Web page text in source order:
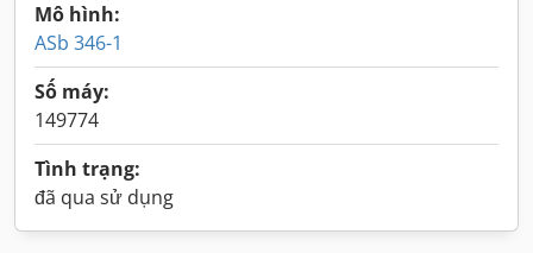
Mô hình:
ASb 346-1
Số máy:
149774
Tình trạng:
đã qua sử dụng